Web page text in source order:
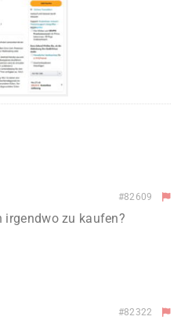
#82609
irgendwo zu kaufen?
#82322